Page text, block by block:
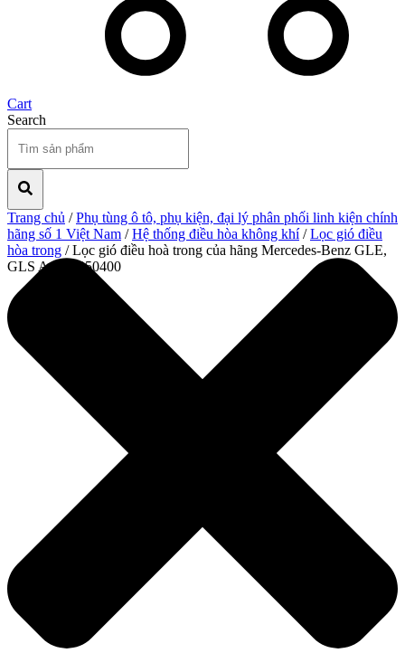
Cart
Search
Trang chủ /Phụ tùng ô tô, phụ kiện, đại lý phân phối linh kiện chính
hãng số 1 Việt Nam /Hệ thống điều hòa không khí/Lọc gió điều
hòa trong / Lọc gió điều hoà trong của hãng Mercedes-Benz GLE,
GLS A1678350400